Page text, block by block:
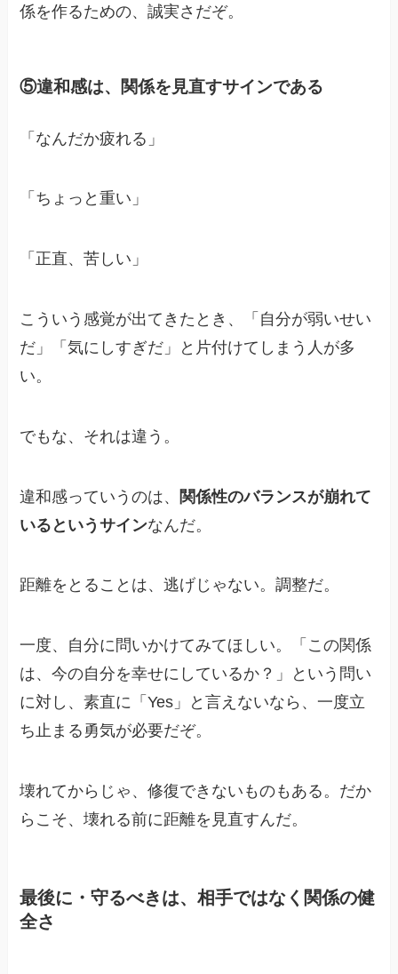
係を作るための、誠実さだぞ。
⑤違和感は、関係を見直すサインである
「なんだか疲れる」
「ちょっと重い」
「正直、苦しい」
こういう感覚が出てきたとき、「自分が弱いせい
だ」「気にしすぎだ」と片付けてしまう人が多
い。
でもな、それは違う。
違和感っていうのは、 関係性のバランスが崩れて
いるというサインなんだ。
距離をとることは、逃げじゃない。調整だ。
一度、自分に問いかけてみてほしい。「この関係
は、今の自分を幸せにしているか？」という問い
に対し、素直に「Yes」と言えないなら、一度立
ち止まる勇気が必要だぞ。
壊れてからじゃ、修復できないものもある。だか
らこそ、壊れる前に距離を見直すんだ。
最後に・守るべきは、相手ではなく関係の健
全さ